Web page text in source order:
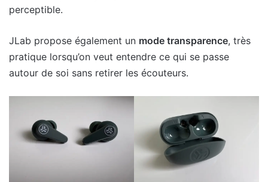
perceptible.
JLab propose également un mode transparence, très
pratique lorsqu’on veut entendre ce qui se passe
autour de soi sans retirer les écouteurs.